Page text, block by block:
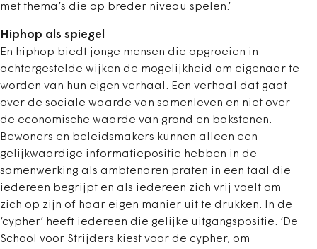
met thema’s die op breder niveau spelen.’
Hiphop als spiegel
En hiphop biedt jonge mensen die opgroeien in
achtergestelde wijken de mogelijkheid om eigenaar te
worden van hun eigen verhaal. Een verhaal dat gaat
over de sociale waarde van samenleven en niet over
de economische waarde van grond en bakstenen.
Bewoners en beleidsmakers kunnen alleen een
gelijkwaardige informatiepositie hebben in de
samenwerking als ambtenaren praten in een taal die
iedereen begrijpt en als iedereen zich vrij voelt om
zich op zijn of haar eigen manier uit te drukken. In de
‘cypher’ heeft iedereen die gelijke uitgangspositie. ‘De
School voor Strijders kiest voor de cypher, om